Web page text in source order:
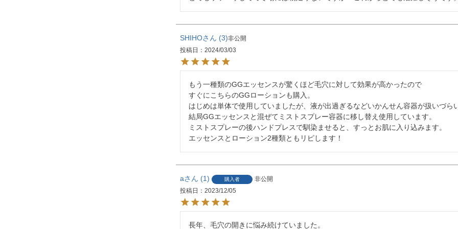
SHIHO 3 非公開
投稿日
2024/03/03
もう一種類のGGエッセンスが驚くほど毛穴に対して効果が高かったので
すぐにこちらのGGローションも購入。
はじめは単体で使用していましたが、液が出過ぎるなどいかんせん容器が扱いづら
結局GGエッセンスと混ぜてミストスプレー容器に移し替え使用しています。
ミストスプレーの後ハンドプレスで馴染ませると、すっとお肌に入り込みます。
エッセンスとローション2種類ともリピします！
a 1 購入者
非公開
投稿日
2023/12/05
長年、毛穴の開きに悩み続けていました。